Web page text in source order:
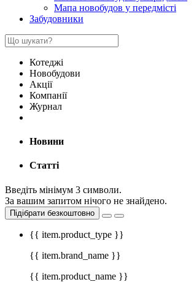
Мапа новобудов у передмісті
Забудовники
Котеджі
Новобудови
Акції
Компанії
Журнал
Новини
Статті
Введіть мінімум 3 символи.
За вашим запитом нічого не знайдено.
Підібрати безкоштовно
{{ item.product_type }}
{{ item.brand_name }}
{{ item.product_name }}